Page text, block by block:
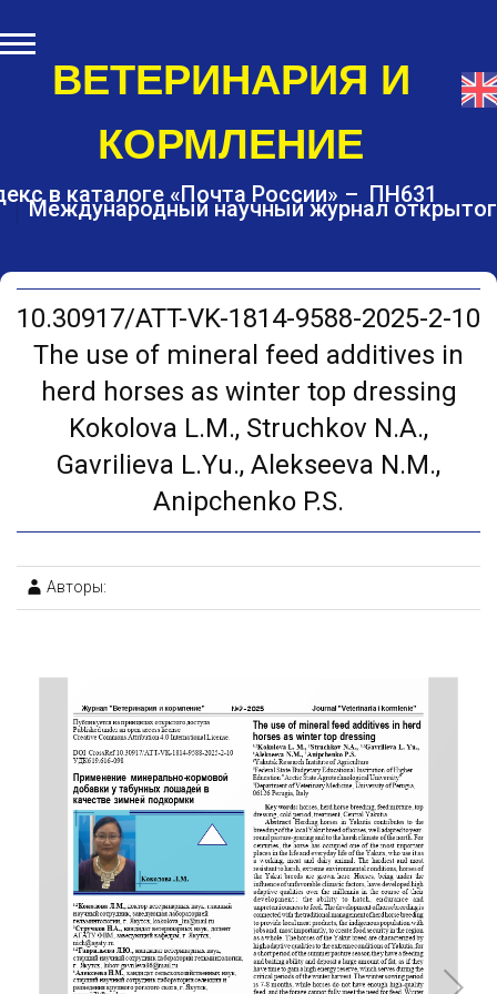
k
i
n
n
ВЕТЕРИНАРИЯ И
КОРМЛЕНИЕ
Международный научный журнал
в каталоге «Почта России» – ПН631
10.30917/ATT-VK-1814-9588-2025-2-10
The use of mineral feed additives in
herd horses as winter top dressing
Kokolova L.M., Struchkov N.A.,
Gavrilieva L.Yu., Alekseeva N.M.,
Anipchenko P.S.
Авторы: